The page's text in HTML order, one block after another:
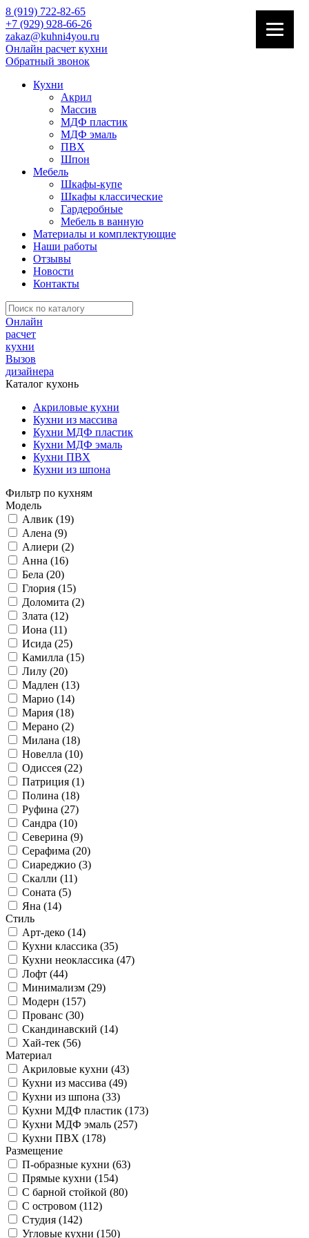
8 (919) 722-82-65
+7 (929) 928-66-26
zakaz@kuhni4you.ru
Онлайн расчет кухни
Обратный звонок
Кухни
Акрил
Массив
МДФ пластик
МДФ эмаль
ПВХ
Шпон
Мебель
Шкафы-купе
Шкафы классические
Гардеробные
Мебель в ванную
Материалы и комплектующие
Наши работы
Отзывы
Новости
Контакты
Онлайн
расчет
кухни
Вызов
дизайнера
Каталог кухонь
Акриловые кухни
Кухни из массива
Кухни МДФ пластик
Кухни МДФ эмаль
Кухни ПВХ
Кухни из шпона
Фильтр по кухням
Модель
Алвик (19)
Алена (9)
Алиери (2)
Анна (16)
Бела (20)
Глория (15)
Доломита (2)
Злата (12)
Иона (11)
Исида (25)
Камилла (15)
Лилу (20)
Мадлен (13)
Марио (14)
Мария (18)
Мерано (2)
Милана (18)
Новелла (10)
Одиссея (22)
Патриция (1)
Полина (18)
Руфина (27)
Сандра (10)
Северина (9)
Серафима (20)
Сиареджио (3)
Скалли (11)
Соната (5)
Яна (14)
Стиль
Арт-деко (14)
Кухни классика (35)
Кухни неоклассика (47)
Лофт (44)
Минимализм (29)
Модерн (157)
Прованс (30)
Скандинавский (14)
Хай-тек (56)
Материал
Акриловые кухни (43)
Кухни из массива (49)
Кухни из шпона (33)
Кухни МДФ пластик (173)
Кухни МДФ эмаль (257)
Кухни ПВХ (178)
Размещение
П-образные кухни (63)
Прямые кухни (154)
С барной стойкой (80)
С островом (112)
Студия (142)
Угловые кухни (150)